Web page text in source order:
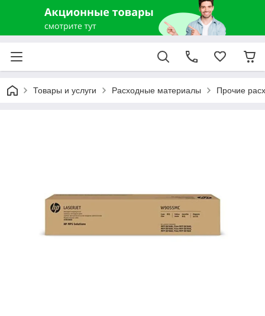
Товары и услуги Расходные материалы Прочие